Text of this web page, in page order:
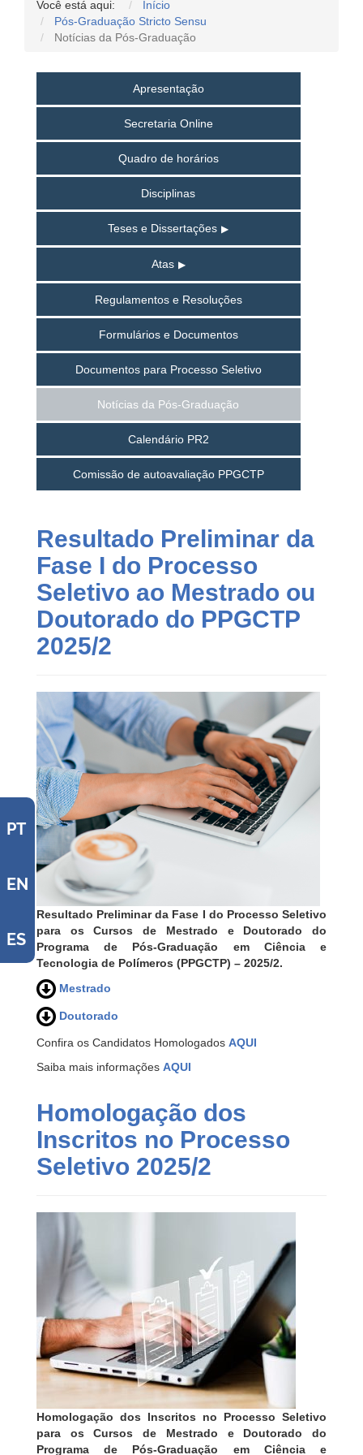
PT
EN
ES
Você está aqui:
Início
Pós-Graduação Stricto Sensu
Notícias da Pós-Graduação
Apresentação
Secretaria Online
Quadro de horários
Disciplinas
Teses e Dissertações
Atas
Regulamentos e Resoluções
Formulários e Documentos
Documentos para Processo Seletivo
Notícias da Pós-Graduação
Calendário PR2
Comissão de autoavaliação PPGCTP
Resultado Preliminar da
Fase I do Processo
Seletivo ao Mestrado ou
Doutorado do PPGCTP
2025/2
Resultado Preliminar da Fase I do Processo Seletivo
para os Cursos de Mestrado e Doutorado do
Programa de Pós-Graduação em Ciência e
Tecnologia de Polímeros (PPGCTP) – 2025/2.
Mestrado
Doutorado
Confira os Candidatos Homologados AQUI
Saiba mais informações AQUI
Homologação dos
Inscritos no Processo
Seletivo 2025/2
Homologação dos Inscritos no Processo Seletivo
para os Cursos de Mestrado e Doutorado do
Programa de Pós-Graduação em Ciência e